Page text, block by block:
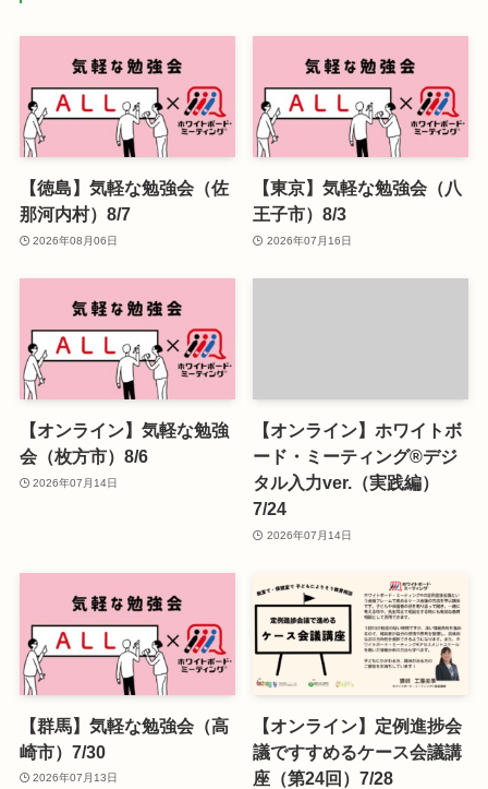
【徳島】気軽な勉強会（佐
那河内村）8/7
2026年08月06日
【東京】気軽な勉強会（八
王子市）8/3
2026年07月16日
【オンライン】気軽な勉強
会（枚方市）8/6
2026年07月14日
【オンライン】ホワイトボ
ード・ミーティング®デジ
タル入力ver.（実践編）
7/24
2026年07月14日
【群馬】気軽な勉強会（高
崎市）7/30
2026年07月13日
【オンライン】定例進捗会
議ですすめるケース会議講
座（第24回）7/28